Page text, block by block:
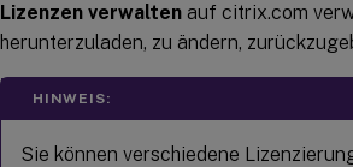
Lizenzen verwalten auf citrix.com
herunterzuladen, zu ändern,
HINWEIS:
Sie können verschiedene